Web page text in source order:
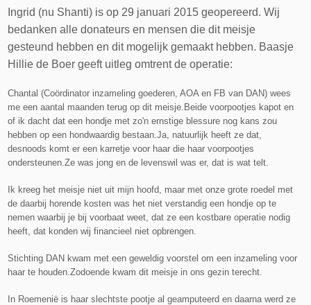
Ingrid (nu Shanti) is op 29 januari 2015 geopereerd. Wij
bedanken alle donateurs en mensen die dit meisje
gesteund hebben en dit mogelijk gemaakt hebben. Baasje
Hillie de Boer geeft uitleg omtrent de operatie:
Chantal (Coördinator inzameling goederen, AOA en FB van DAN) wees
me een aantal maanden terug op dit meisje. Beide voorpootjes kapot en
of ik dacht dat een hondje met zo'n ernstige blessure nog kans zou
hebben op een hondwaardig bestaan.Ja, natuurlijk heeft ze dat,
desnoods komt er een karretje voor haar die haar voorpootjes
ondersteunen.Ze was jong en de levenswil was er, dat is wat telt.
Ik kreeg het meisje niet uit mijn hoofd, maar met onze grote roedel met
de daarbij horende kosten was het niet verstandig een hondje op te
nemen waarbij je bij voorbaat weet, dat ze een kostbare operatie nodig
heeft, dat konden wij financieel niet opbrengen.
Stichting DAN kwam met een geweldig voorstel om een inzameling voor
haar te houden.Zodoende kwam dit meisje in ons gezin terecht.
In Roemenië is haar slechtste pootje al geamputeerd en daarna werd ze